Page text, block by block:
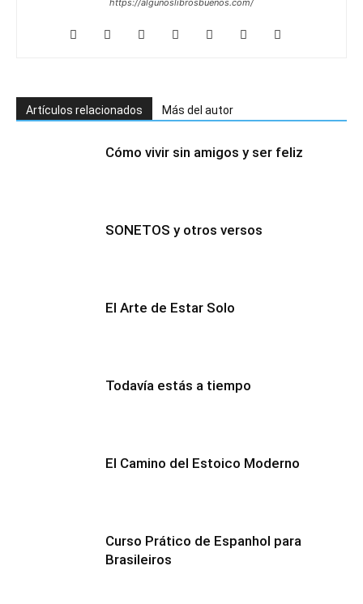
https://algunoslibrosbuenos.com/
Artículos relacionados Más del autor
Cómo vivir sin amigos y ser feliz
SONETOS y otros versos
El Arte de Estar Solo
Todavía estás a tiempo
El Camino del Estoico Moderno
Curso Prático de Espanhol para
Brasileiros